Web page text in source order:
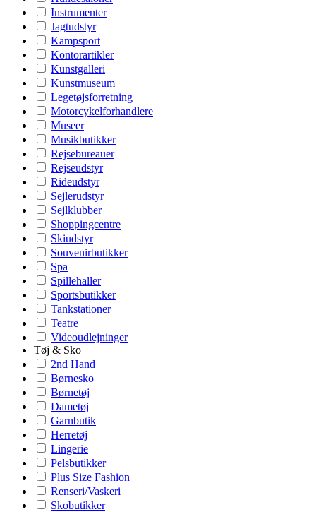
Instrumenter
Jagtudstyr
Kampsport
Kontorartikler
Kunstgalleri
Kunstmuseum
Legetøjsforretning
Motorcykelforhandlere
Museer
Musikbutikker
Rejsebureauer
Rejseudstyr
Rideudstyr
Sejlerudstyr
Sejlklubber
Shoppingcentre
Skiudstyr
Souvenirbutikker
Spa
Spillehaller
Sportsbutikker
Tankstationer
Teatre
Videoudlejninger
Tøj & Sko
2nd Hand
Børnesko
Børnetøj
Dametøj
Garnbutik
Herretøj
Lingerie
Pelsbutikker
Plus Size Fashion
Renseri/Vaskeri
Skobutikker